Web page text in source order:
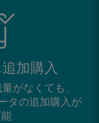
加購入
がなくても、
タの追加購入が